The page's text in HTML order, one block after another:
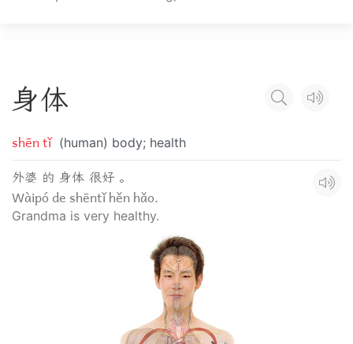
身体
shēn tǐ (human) body; health
外婆 的 身体 很好 。
Wàipó de shēntǐ hěn hǎo.
Grandma is very healthy.